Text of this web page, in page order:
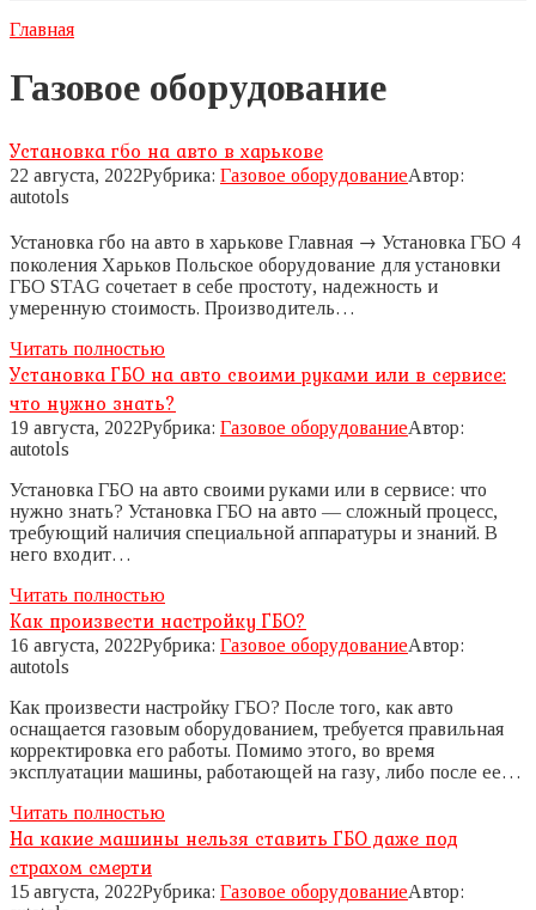
Главная
Газовое оборудование
Установка гбо на авто в харькове
22 августа, 2022Рубрика: Газовое оборудованиеАвтор:
autotols
Установка гбо на авто в харькове Главная → Установка ГБО 4
поколения Харьков Польское оборудование для установки
ГБО STAG сочетает в себе простоту, надежность и
умеренную стоимость. Производитель…
Читать полностью
Установка ГБО на авто своими руками или в сервисе:
что нужно знать?
19 августа, 2022Рубрика: Газовое оборудованиеАвтор:
autotols
Установка ГБО на авто своими руками или в сервисе: что
нужно знать? Установка ГБО на авто — сложный процесс,
требующий наличия специальной аппаратуры и знаний. В
него входит…
Читать полностью
Как произвести настройку ГБО?
16 августа, 2022Рубрика: Газовое оборудованиеАвтор:
autotols
Как произвести настройку ГБО? После того, как авто
оснащается газовым оборудованием, требуется правильная
корректировка его работы. Помимо этого, во время
эксплуатации машины, работающей на газу, либо после ее…
Читать полностью
На какие машины нельзя ставить ГБО даже под
страхом смерти
15 августа, 2022Рубрика: Газовое оборудованиеАвтор: